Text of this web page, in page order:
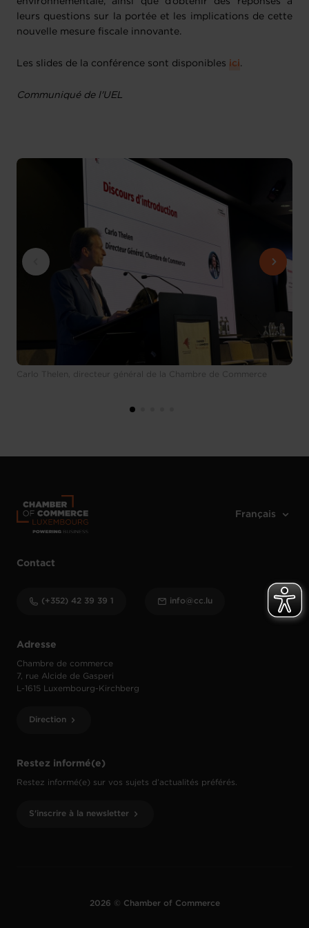
leurs questions sur la portée et les implications de cette
nouvelle mesure fiscale innovante.
Les slides de la conférence sont disponibles ici.
Communiqué de l'UEL
Carlo Thelen, directeur général de la Chambre de Commerce
Restez informé(e)
Restez informé(e) sur vos sujets d’actualités préférés.
S'inscrire à la newsletter
Adresse
Chambre de commerce
7, rue Alcide de Gasperi
L-1615 Luxembourg-Kirchberg
Direction
Contact
(+352) 42 39 39 1 info@cc.lu
2026 © Chamber of Commerce